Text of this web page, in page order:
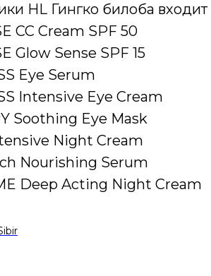
HL Гингко билоба входит
CC Cream SPF 50
Glow Sense SPF 15
Eye Serum
Intensive Eye Cream
Soothing Eye Mask
Night Cream
Nourishing Serum
Deep Acting Night Cream